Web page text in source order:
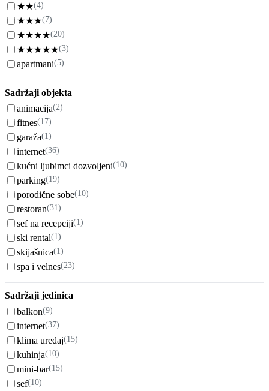
★★(4)
★★★(7)
★★★★(20)
★★★★★(3)
apartmani(5)
Sadržaji objekta
animacija(2)
fitnes(17)
garaža(1)
internet(36)
kućni ljubimci dozvoljeni(10)
parking(19)
porodične sobe(10)
restoran(31)
sef na recepciji(1)
ski rental(1)
skijašnica(1)
spa i velnes(23)
Sadržaji jedinica
balkon(9)
internet(37)
klima uređaj(15)
kuhinja(10)
mini-bar(15)
sef(10)